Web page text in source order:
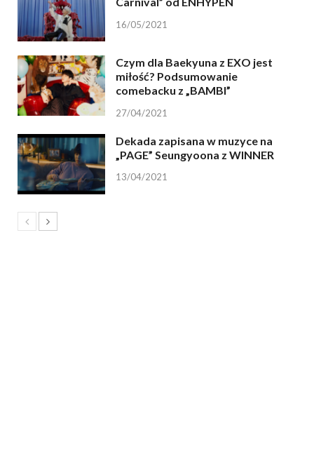
16/05/2021
Czym dla Baekyuna z EXO jest
miłość? Podsumowanie
comebacku z „BAMBI”
27/04/2021
Dekada zapisana w muzyce na
„PAGE” Seungyoona z WINNER
13/04/2021